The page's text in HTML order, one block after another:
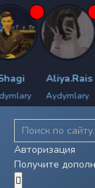
Aliya.Rais
Aydymlary
Авторизация
Получите